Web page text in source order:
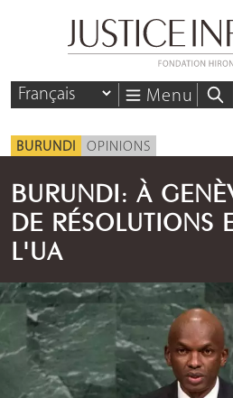
Menu
BURUNDI OPINIONS
BURUNDI: À
DE RÉSOLUTIONS
L'UA